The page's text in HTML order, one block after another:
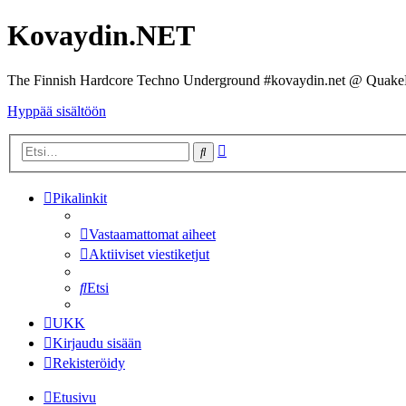
Kovaydin.NET
The Finnish Hardcore Techno Underground #kovaydin.net @
Hyppää sisältöön
Etsi
Pikalinkit
Vastaamattomat aiheet
Aktiiviset viestiketjut
Etsi
UKK
Kirjaudu sisään
Rekisteröidy
Etusivu